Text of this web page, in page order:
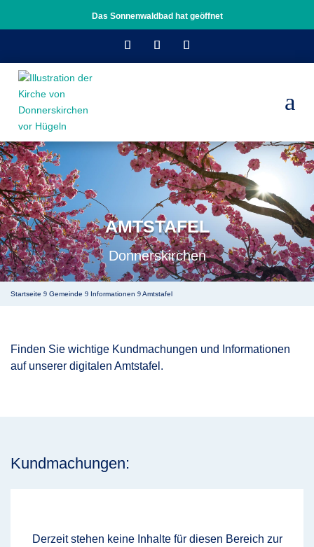
Das Sonnenwaldbad hat geöffnet
a
AMTSTAFEL
Donnerskirchen
Startseite 9 Gemeinde 9 Informationen 9Amtstafel
Finden Sie wichtige Kundmachungen und Informationen
auf unserer digitalen Amtstafel.
Kundmachungen:
Derzeit stehen keine Inhalte für diesen Bereich zur